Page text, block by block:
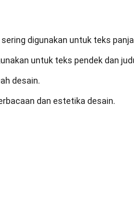
digunakan untuk teks
untuk teks pendek dan
desain.
dan estetika desain.